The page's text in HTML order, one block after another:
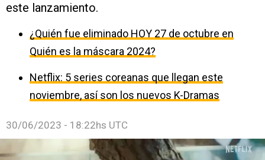
este lanzamiento.
¿Quién fue eliminado HOY 27 de octubre en
Quién es la máscara 2024?
Netflix: 5 series coreanas que llegan este
noviembre, así son los nuevos K-Dramas
30/06/2023 - 18:22hs UTC